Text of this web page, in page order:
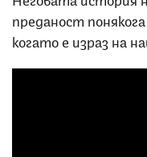
преданост
когато е израз на